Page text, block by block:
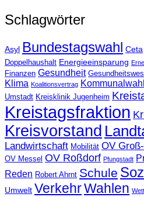
Schlagwörter
Asyl Bundestagswahl Ceta
Doppelhaushalt Energieeinsparung
Finanzen Gesundheit
Klima Koalitionsvertrag Kommunalwahl
Umstadt Kreisklinik Jugenheim
Kreistagsfraktion
Kreisvorstand
Landwirtschaft Mobilität OV
OV Messel OV Roßdorf Pfungstadt
Reden Robert Ahrnt Schule
Umwelt VerkehrWahlen